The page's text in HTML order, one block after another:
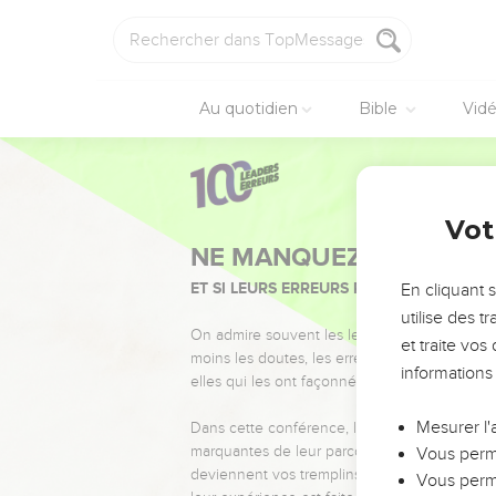
Au quotidien Bible
NE MANQUEZ PAS
ET SI LEURS ERREURS POUVAIENT VOUS
On admire souvent les leaders pour leurs
moins les doutes, les erreurs et les saisons
elles qui les ont façonnés.
Dans cette conférence, leaders,
marquantes de leur parcours et les clés
deviennent vos tremplins. Que vous
En cliquant
utilise des
et traite vos
Mesurer
Vous
Vous